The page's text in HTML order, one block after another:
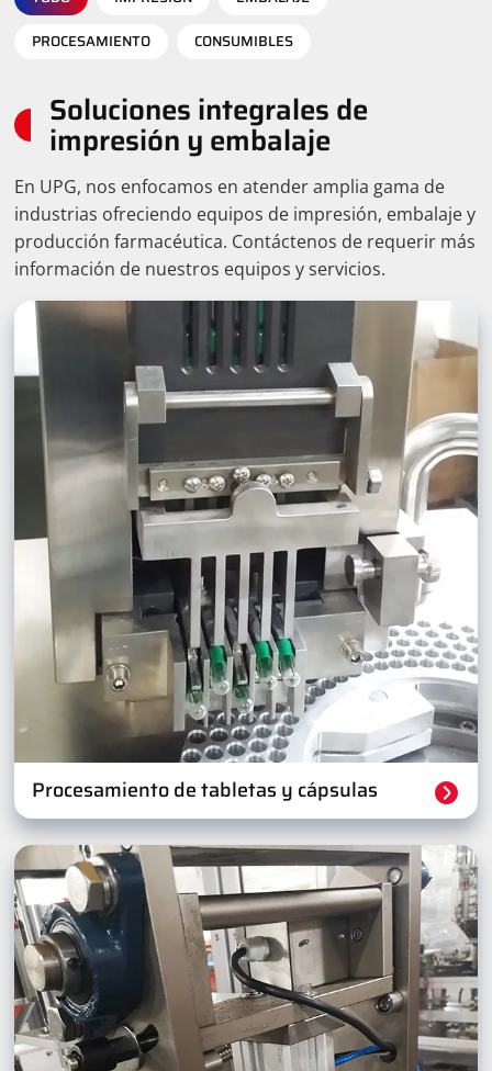
PROCESAMIENTO
CONSUMIBLES
Soluciones integrales de
impresión y embalaje
En UPG, nos enfocamos en atender amplia gama de
industrias ofreciendo equipos de impresión, embalaje y
producción farmacéutica. Contáctenos de requerir más
información de nuestros equipos y servicios.
Procesamiento de tabletas y cápsulas